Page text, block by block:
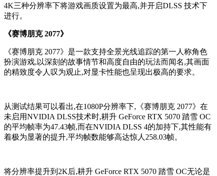
4K三种分辨率下将游戏画质设置为最高,并开启DLSS 技术下
进行。
《赛博朋克 2077》
《赛博朋克 2077》是一款支持全景光线追踪的第一人称角色
扮演游戏,以深刻的故事情节和高度自由的玩法而闻名,其画面
的精致度令人叹为观止,对显卡性能也呈现出极高的要求。
从测试结果可以看出,在1080P分辨率下,《赛博朋克 2077》在
未启用NVIDIA DLSS技术时,耕升 GeForce RTX 5070 踏雪 OC
的平均帧率为47.43帧,而在NVIDIA DLSS 4的加持下,其性能有
着极为显著的提升,平均帧数能够高达惊人258.03帧。
将分辨率提升到2K后,耕升 GeForce RTX 5070 踏雪 OC无论是